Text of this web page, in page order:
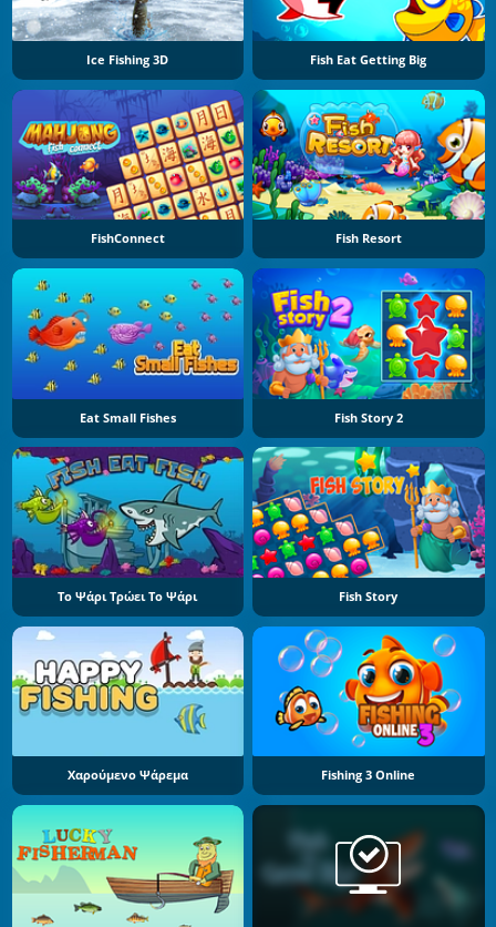
Ice Fishing 3D Fish Eat Getting Big
FishConnect Fish Resort
Eat Small Fishes Fish Story 2
Το Ψάρι Τρώει Το Ψάρι Fish Story
Χαρούμενο Ψάρεμα Fishing 3 Online